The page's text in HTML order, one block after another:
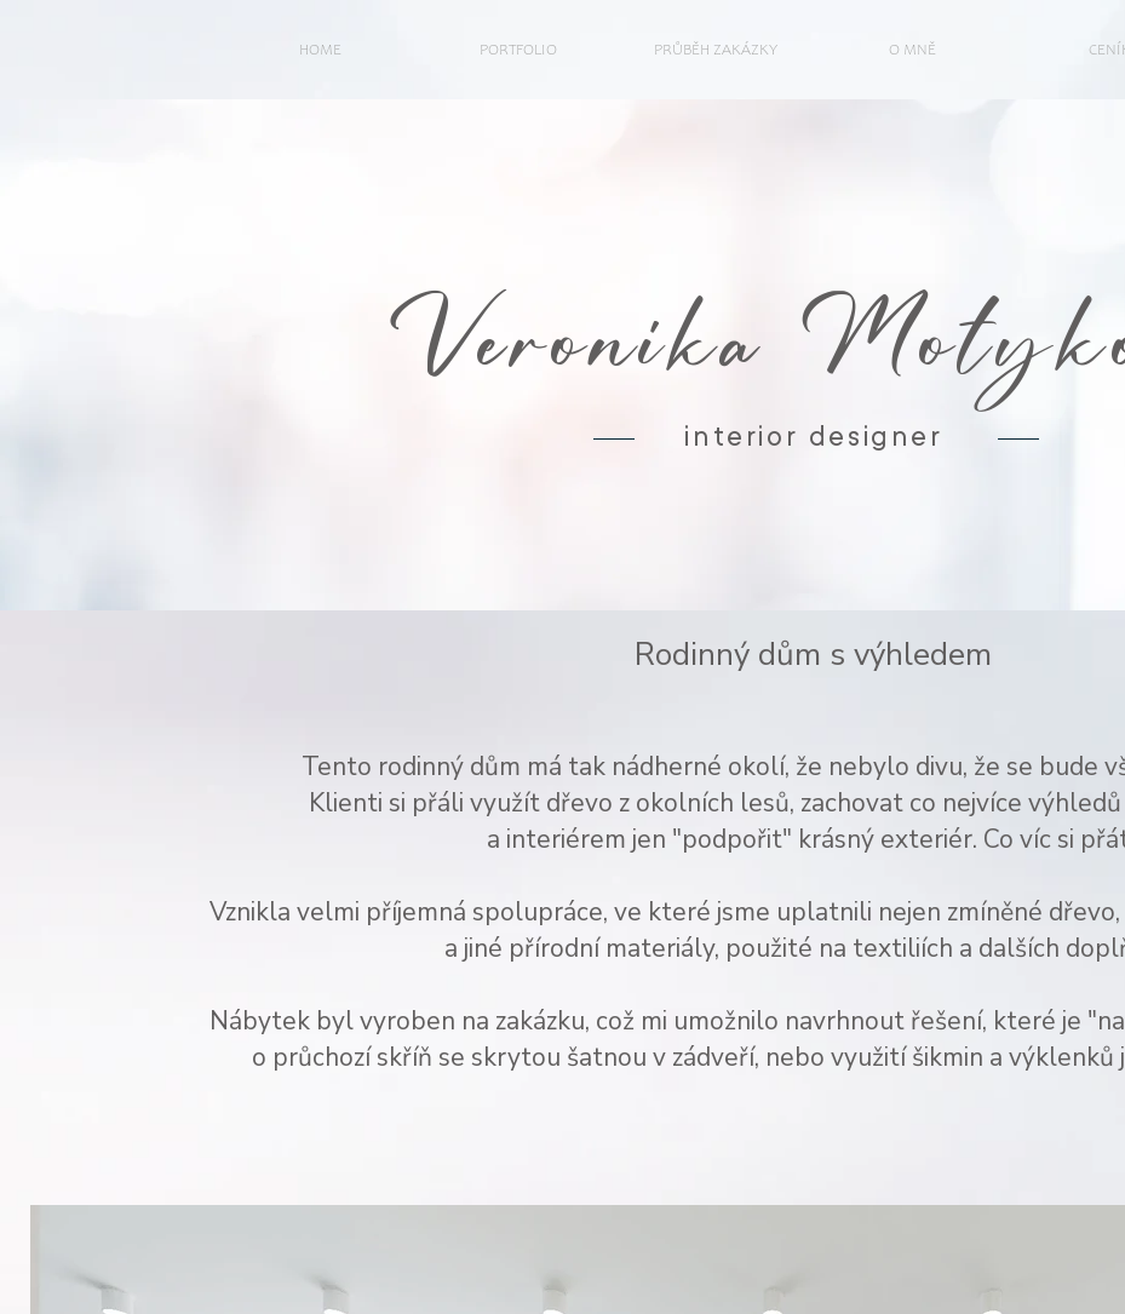
HOME PORTFOLIO PRŮBĚH ZAKÁZKY O MNĚ
Veronika
interior designer
Rodinný dům s výhledem
Tento rodinný dům má tak nádherné okolí, že nebylo divu, že se bude
Klienti si přáli využít dřevo z okolních lesů, zachovat co nejvíce
a interiérem jen "podpořit" krásný exteriér. Co víc si
Vznikla velmi příjemná spolupráce, ve které jsme uplatnili nejen zmíněné
a jiné přírodní materiály, použité na textiliích a dalších
Nábytek byl vyroben na zakázku, což mi umožnilo navrhnout řešení, které je
o průchozí skříň se skrytou šatnou v zádveří, nebo využití šikmin a